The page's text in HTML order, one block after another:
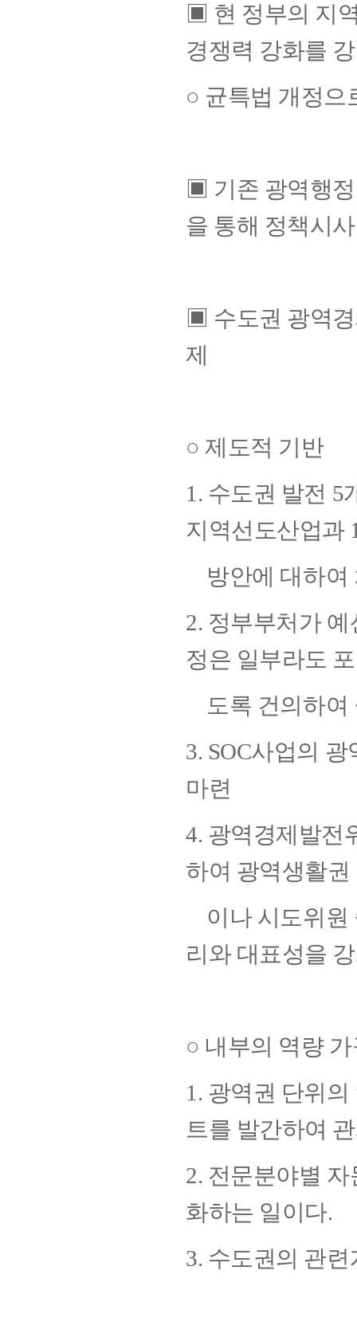
▣ 현 정부의 지
경쟁력 강화를
○ 균특법 개정으
▣ 기존 광역행
을 통해 정책시
▣ 수도권 광역
제
○ 제도적 기반
1. 수도권 발전 5
지역선도산업과
방안에 대하여
2. 정부부처가
정은 일부라도
도록 건의하여
3. SOC사업의
마련
4. 광역경제발전
하여 광역생활
이나 시도위원
리와 대표성을
○ 내부의 역량
1. 광역권 단위
트를 발간하여
2. 전문분야별
화하는 일이다.
3. 수도권의 관